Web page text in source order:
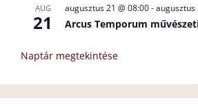
AUG
21
augusztus 21 @ 08:00-augusztus
Arcus Temporum
Naptár megtekintése